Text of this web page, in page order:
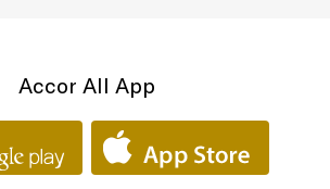
Accor All App